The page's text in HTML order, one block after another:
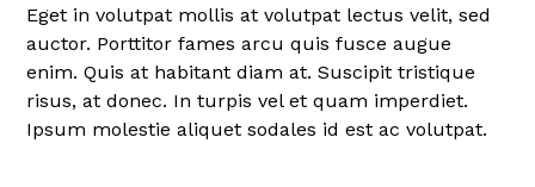
Eget in volutpat mollis at volutpat lectus velit, sed
auctor. Porttitor fames arcu quis fusce augue
enim. Quis at habitant diam at. Suscipit tristique
risus, at donec. In turpis vel et quam imperdiet.
Ipsum molestie aliquet sodales id est ac volutpat.